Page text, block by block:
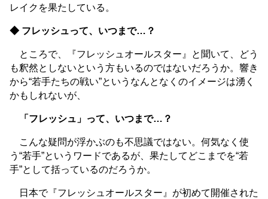
レイクを果たしている。
◆ フレッシュって、いつまで…？
ところで、『フレッシュオールスター』と聞いて、どう
も釈然としないという方もいるのではないだろうか。響き
から“若手たちの戦い”というなんとなくのイメージは湧く
かもしれないが、
「フレッシュ」って、いつまで…？
こんな疑問が浮かぶのも不思議ではない。何気なく使
う“若手”というワードであるが、果たしてどこまでを“若
手”として括っているのだろうか。
日本で『フレッシュオールスター』が初めて開催された